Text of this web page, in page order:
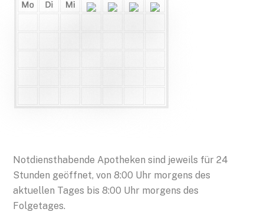
Notdiensthabende Apotheken sind jeweils für 24
Stunden geöffnet, von 8:00 Uhr morgens des
aktuellen Tages bis 8:00 Uhr morgens des
Folgetages.